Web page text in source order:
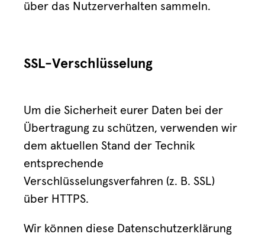
über das Nutzerverhalten sammeln.
SSL-Verschlüsselung
Um die Sicherheit eurer Daten bei der
Übertragung zu schützen, verwenden wir
dem aktuellen Stand der Technik
entsprechende
Verschlüsselungsverfahren (z. B. SSL)
über HTTPS.
Wir können diese Datenschutzerklärung